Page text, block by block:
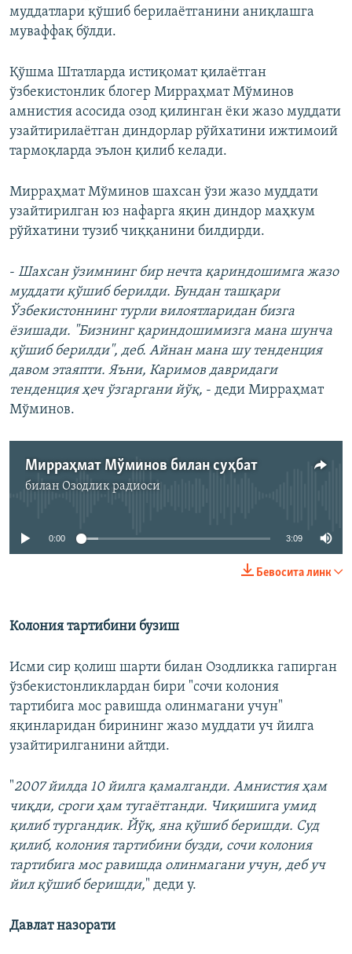
муддатлари қўшиб берилаётганини аниқлашга
муваффақ бўлди.
Қўшма Штатларда истиқомат қилаётган
ўзбекистонлик блогер Мирраҳмат Мўминов
амнистия асосида озод қилинган ёки жазо муддати
узайтирилаётган диндорлар рўйхатини ижтимоий
тармоқларда эълон қилиб келади.
Мирраҳмат Мўминов шахсан ўзи жазо муддати
узайтирилган юз нафарга яқин диндор маҳкум
рўйхатини тузиб чиққанини билдирди.
- Шахсан ўзимнинг бир нечта қариндошимга жазо
муддати қўшиб берилди. Бундан ташқари
Ўзбекистоннинг турли вилоятларидан бизга
ёзишади. "Бизнинг қариндошимизга мана шунча
қўшиб берилди", деб. Айнан мана шу тенденция
давом этаяпти. Яъни, Каримов давридаги
тенденция ҳеч ўзгаргани йўқ, - деди Мирраҳмат
Мўминов.
Мирраҳмат Мўминов билан суҳбат
билан Озодлик радиоси
Айни дамда медиа-манба мавжуд эмас
0:00 3:09
Бевосита линк
Колония тартибини бузиш
Исми сир қолиш шарти билан Озодликка гапирган
ўзбекистонликлардан бири "сочи колония
тартибига мос равишда олинмагани учун"
яқинларидан бирининг жазо муддати уч йилга
узайтирилганини айтди.
"2007 йилда 10 йилга қамалганди. Амнистия ҳам
чиқди, сроги ҳам тугаётганди. Чиқишига умид
қилиб тургандик. Йўқ, яна қўшиб беришди. Суд
қилиб, колония тартибини бузди, сочи колония
тартибига мос равишда олинмагани учун, деб уч
йил қўшиб беришди," деди у.
Давлат назорати